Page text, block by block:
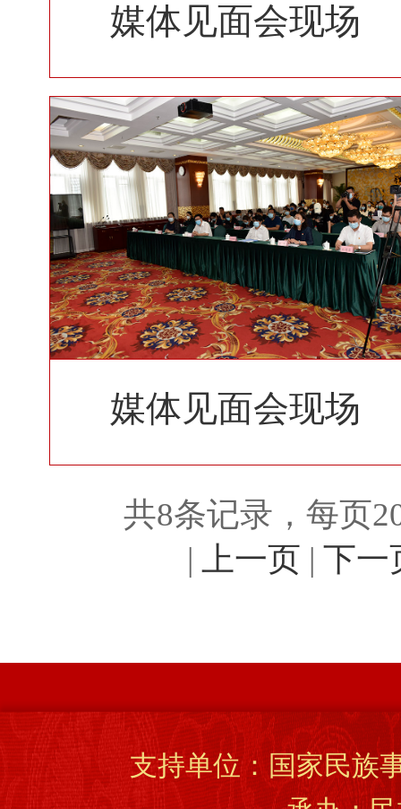
媒体见面会现场
媒体见面会现场
共8条记录，每页
|
上一页 | 下一
支持单位：国家民族